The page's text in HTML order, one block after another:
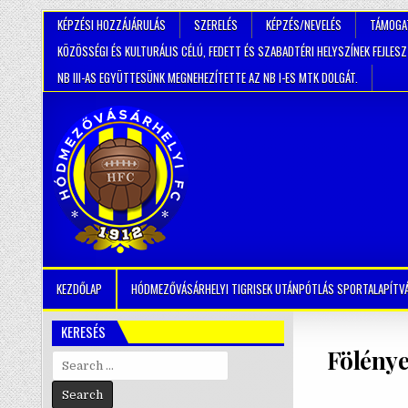
KÉPZÉSI HOZZÁJÁRULÁS SZERELÉS KÉPZÉS/NEVELÉS
KÖZÖSSÉGI ÉS KULTURÁLIS CÉLÚ, FEDETT ÉS SZABADTÉRI HELYSZÍNEK
NB III-AS EGYÜTTESÜNK MEGNEHEZÍTETTE AZ NB I-ES MTK DOLGÁT.
KEZDŐLAP HÓDMEZŐVÁSÁRHELYI TIGRISEK UTÁNPÓTLÁS
KERESÉS
Search
for: